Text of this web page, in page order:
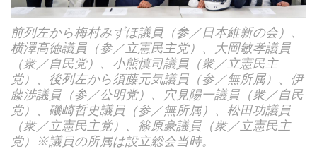
前列左から梅村みずほ議員（参／日本維新の会）、
横澤高徳議員（参／立憲民主党）、大岡敏孝議員
（衆／自民党）、小熊慎司議員（衆／立憲民主
党）、後列左から須藤元気議員（参／無所属）、伊
藤渉議員（参／公明党）、穴見陽一議員（衆／自民
党）、磯崎哲史議員（参／無所属）、松田功議員
（衆／立憲民主党）、篠原豪議員（衆／立憲民主
党）※議員の所属は設立総会当時。